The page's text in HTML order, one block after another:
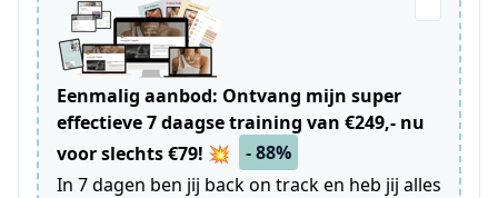
Eenmalig aanbod: Ontvang mijn super
effectieve 7 daagse training van €249,- nu
voor slechts €79! 💥
- 88%
In 7 dagen ben jij back on track en heb jij alles